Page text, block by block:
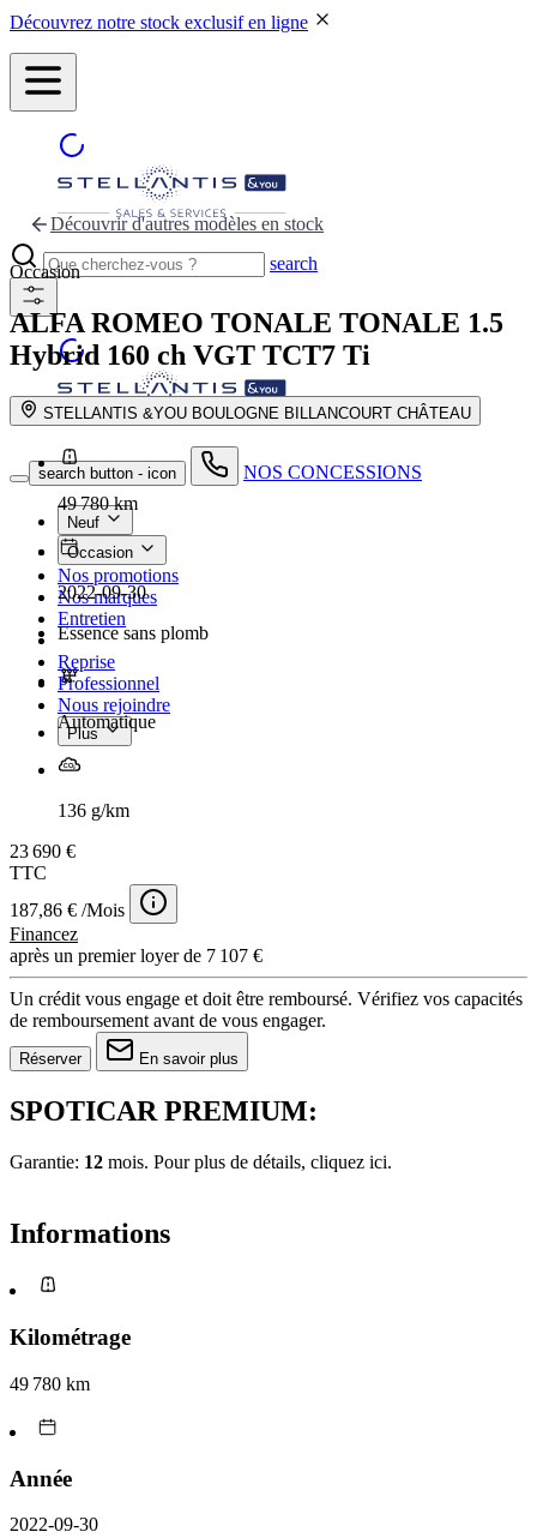
Découvrez notre stock exclusif en ligne
search
search button - icon NOS CONCESSIONS
Neuf
Occasion
Nos promotions
Nos marques
Entretien
Reprise
Professionnel
Nous rejoindre
Plus
Découvrir d'autres modèles en stock
Occasion
ALFA ROMEO TONALE TONALE 1.5
Hybrid 160 ch VGT TCT7 Ti
STELLANTIS &YOU BOULOGNE BILLANCOURT CHÂTEAU
49 780 km
2022-09-30
Essence sans plomb
Automatique
136 g/km
23 690 €
TTC
187,86 € /Mois
Financez
après un premier loyer de 7 107 €
Un crédit vous engage et doit être remboursé. Vérifiez vos capacités
de remboursement avant de vous engager.
Réserver En savoir plus
SPOTICAR PREMIUM:
Garantie: 12 mois. Pour plus de détails, cliquez ici.
Informations
Kilométrage
49 780 km
Année
2022-09-30